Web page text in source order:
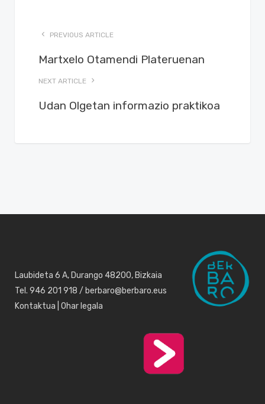
PREVIOUS ARTICLE
Martxelo Otamendi Plateruenan
NEXT ARTICLE
Udan Olgetan informazio praktikoa
Laubideta 6 A, Durango 48200, Bizkaia
Tel. 946 201 918 / berbaro@berbaro.eus
Kontaktua Ohar legala